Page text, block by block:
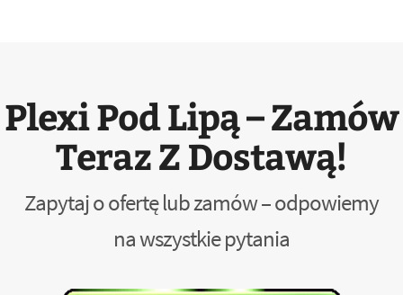
Plexi Pod Lipą – Zamów
Teraz Z Dostawą!
Zapytaj o ofertę lub zamów – odpowiemy
na wszystkie pytania